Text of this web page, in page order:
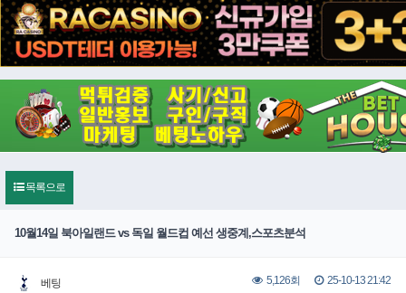
목록으로
10월14일 북아일랜드 vs 독일 월드컵 예선 생중계,스포츠분석
베팅 5,126회 25-10-13 21:42